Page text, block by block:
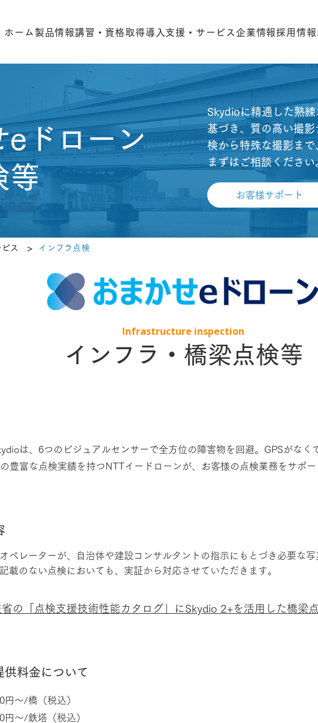
ホーム 製品情報講習・資格取得導入支援・サービス 企業情報採用情報
eドローン​​
等
Skydioに精通した熟
基づき、質の高い撮
検から特殊な撮影ま
まずはご相談ください
お客様サポート
ス > インフラ点検
Infrastructure inspection
インフラ・​橋梁点検等
は、6つのビジュアルセンサーで全方位の障害物を回避。GPSがなく
豊富な点検実績を持つNTTイードローンが、お客様の点検業務をサポ
ペレーターが、自治体や建設コンサルタントの指示にもとづき必要な
載のない点検においても、実証から対応させていただきます。
省の「点検支援技術性能カタログ」にSkydio 2+を活用した橋梁
供料金について
～/橋（税込）
円～/鉄塔（税込）